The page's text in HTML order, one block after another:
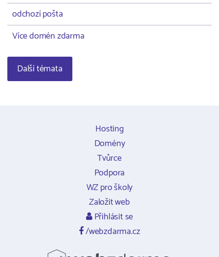
odchozí pošta
Více domén zdarma
Další témata
Hosting
Domény
Tvůrce
Podpora
WZ pro školy
Založit web
Přihlásit se
/webzdarma.cz